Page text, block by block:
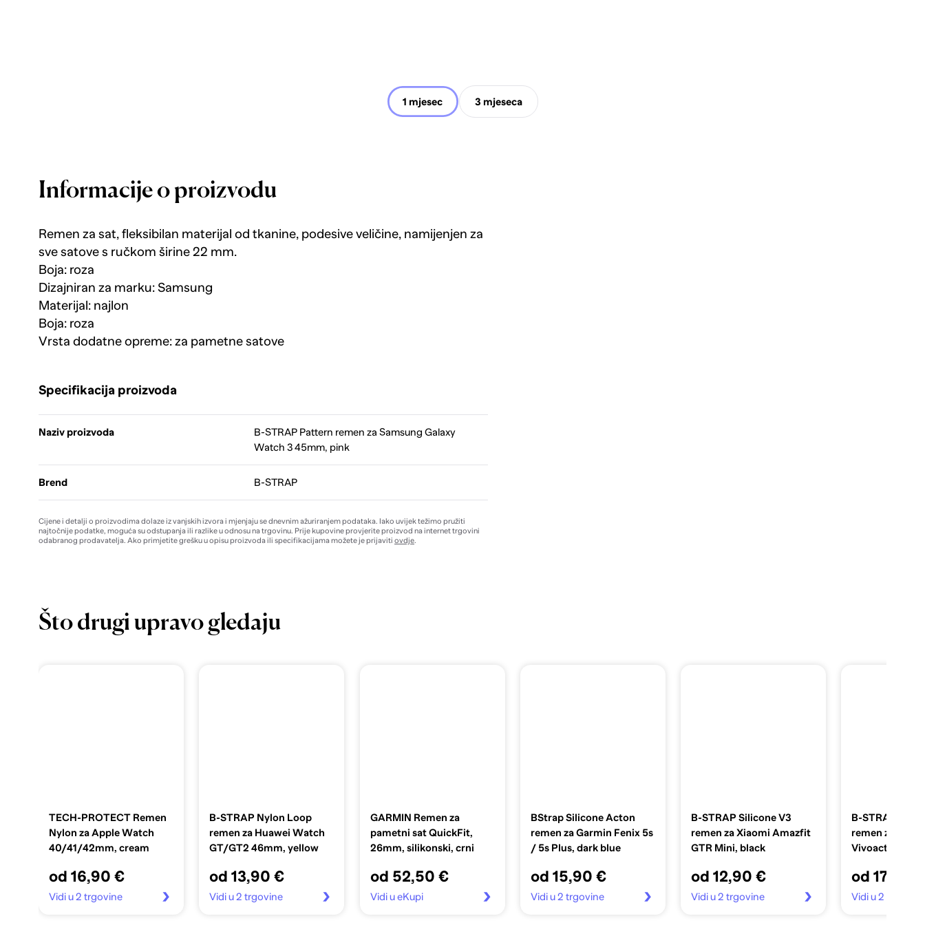
1 mjesec 3 mjeseca
Informacije o proizvodu
Remen za sat, fleksibilan materijal od tkanine, podesive veličine, namijenjen za
sve satove s ručkom širine 22 mm.
Boja: roza
Dizajniran za marku: Samsung
Materijal: najlon
Boja: roza
Vrsta dodatne opreme: za pametne satove
Specifikacija proizvoda
Naziv proizvoda
B-STRAP Pattern remen za Samsung Galaxy
Watch 3 45mm, pink
Brend B-STRAP
Cijene i detalji o proizvodima dolaze iz vanjskih izvora i mjenjaju se dnevnim ažuriranjem podataka. Iako uvijek težimo pružiti
najtočnije podatke, moguća su odstupanja ili razlike u odnosu na trgovinu. Prije kupovine provjerite proizvod na internet trgovini
odabranog prodavatelja. Ako primjetite grešku u opisu proizvoda ili specifikacijama možete je prijaviti ovdje.
Što drugi upravo gledaju
TECH-PROTECT Remen
Nylon za Apple Watch
40/41/42mm, cream
od 16,90 €
Vidi u 2 trgovine
B-STRAP Nylon Loop
remen za Huawei Watch
GT/GT2 46mm, yellow
od 13,90 €
Vidi u 2 trgovine
GARMIN Remen za
pametni sat QuickFit,
26mm, silikonski, crni
od 52,50 €
Vidi u eKupi
BStrap Silicone Acton
remen za Garmin Fenix 5s
/ 5s Plus, dark blue
od 15,90 €
Vidi u 2 trgovine
B-STRAP Silicone V3
remen za Xiaomi Amazfit
GTR Mini, black
od 12,90 €
Vidi u 2 trgovine
B-STRAP Fine
remen za
Vivoactive 3,
od 17,90 €
Vidi u 2 trgovine